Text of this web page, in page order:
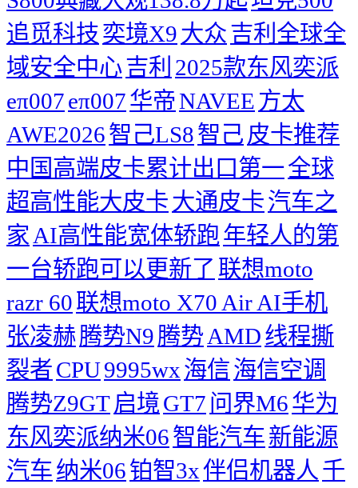
追觅科技奕境X9大众吉利全球全
域安全中心吉利 2025款东风奕派
eπ007eπ007华帝NAVEE 方太
AWE2026智己LS8智己 皮卡推荐
中国高端皮卡累计出口第一全球
超高性能大皮卡大通皮卡汽车之
家 AI高性能宽体轿跑年轻人的第
一台轿跑可以更新了 联想moto
razr 60联想moto X70 Air AI手机
张凌赫腾势N9腾势AMD线程撕
裂者CPU9995wx海信海信空调
腾势Z9GT启境GT7 问界M6华为
东风奕派纳米06智能汽车新能源
汽车纳米06铂智3x伴侣机器人 千